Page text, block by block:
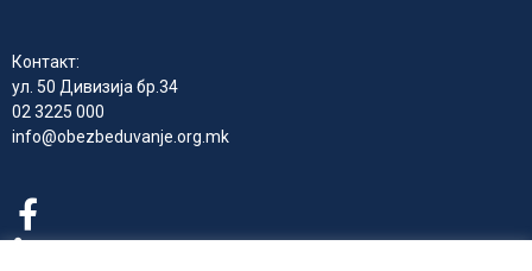
Контакт:
ул. 50 Дивизија бр.34
02 3225 000
info@obezbeduvanje.org.mk